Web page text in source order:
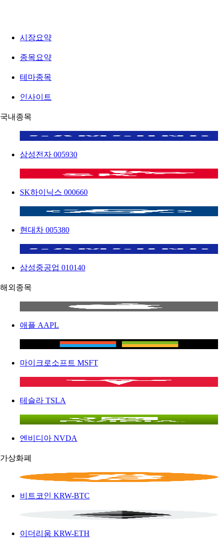
시장요약
종목요약
테마종목
인사이트
국내종목
삼성전자 005930
SK하이닉스 000660
현대차 005380
삼성중공업 010140
해외종목
애플 AAPL
마이크로소프트 MSFT
테슬라 TSLA
엔비디아 NVDA
가상화폐
비트코인 KRW-BTC
이더리움 KRW-ETH